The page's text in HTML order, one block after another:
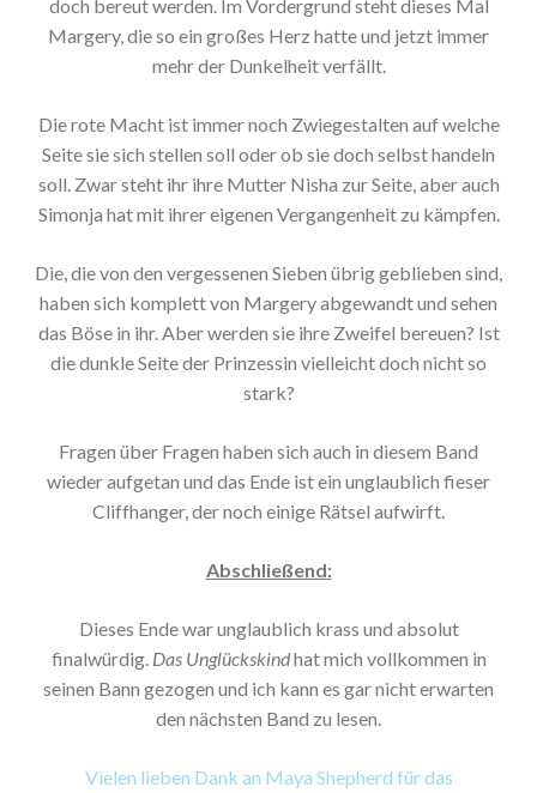
doch bereut werden. Im Vordergrund steht dieses Mal
Margery, die so ein großes Herz hatte und jetzt immer
mehr der Dunkelheit verfällt.
Die rote Macht ist immer noch Zwiegestalten auf welche
Seite sie sich stellen soll oder ob sie doch selbst handeln
soll. Zwar steht ihr ihre Mutter Nisha zur Seite, aber auch
Simonja hat mit ihrer eigenen Vergangenheit zu kämpfen.
Die, die von den vergessenen Sieben übrig geblieben sind,
haben sich komplett von Margery abgewandt und sehen
das Böse in ihr. Aber werden sie ihre Zweifel bereuen? Ist
die dunkle Seite der Prinzessin vielleicht doch nicht so
stark?
Fragen über Fragen haben sich auch in diesem Band
wieder aufgetan und das Ende ist ein unglaublich fieser
Cliffhanger, der noch einige Rätsel aufwirft.
Abschließend:
Dieses Ende war unglaublich krass und absolut
finalwürdig. Das Unglückskindhat mich vollkommen in
seinen Bann gezogen und ich kann es gar nicht erwarten
den nächsten Band zu lesen.
Vielen lieben Dank an Maya Shepherd für das